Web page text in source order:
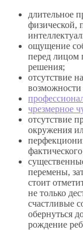
длительное
физической,
ощущение
перед лицом
решения;
отсутствие
возможности
чрезмерное
отсутствие
окружения
перемены,
стоит
не только
счастливые
обернуться
рождение